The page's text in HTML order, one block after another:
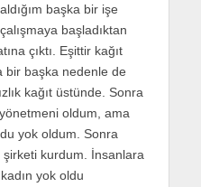
başka bir işe
başladıktan
çıktı. Eşittir kağıt
bir başka nedenle de
kağıt üstünde. Sonra
oldum, ama
yok oldum. Sonra
şirketi kurdum. İnsanlara
yok oldu